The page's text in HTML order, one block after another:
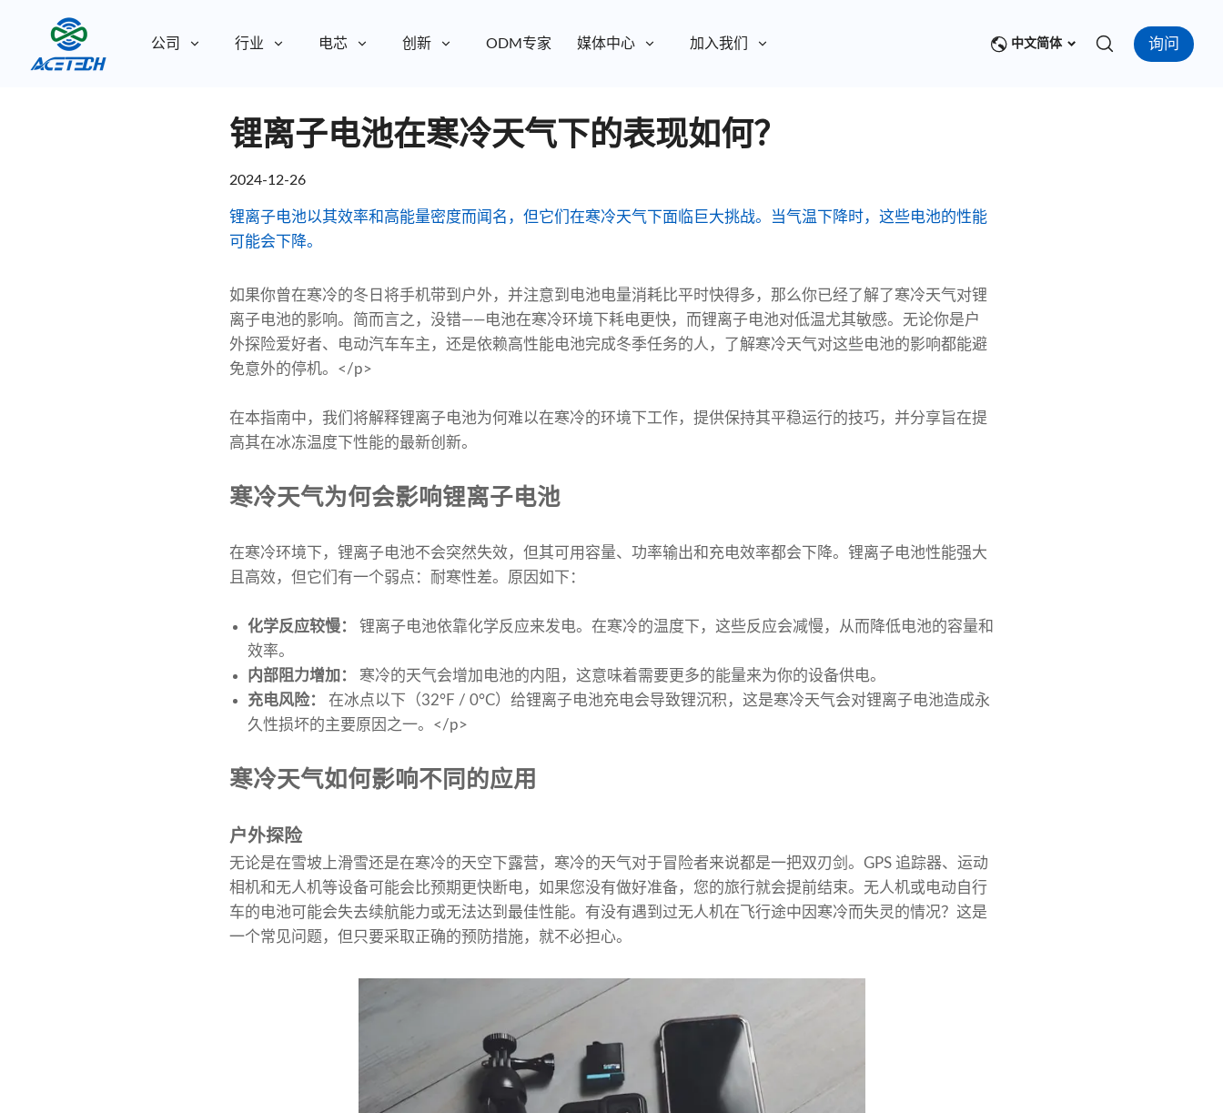
公司 行业 电芯 创新 ODM专家 媒体中心 加入我们 中文简体 询问
锂离子电池在寒冷天气下的表现如何？
2024-12-26
锂离子电池以其效率和高能量密度而闻名，但它们在寒冷天气下面临巨大挑战。当气温下降时，这些电池的性能
可能会下降。
如果你曾在寒冷的冬日将手机带到户外，并注意到电池电量消耗比平时快得多，那么你已经了解了寒冷天气对锂
离子电池的影响。简而言之，没错——电池在寒冷环境下耗电更快，而锂离子电池对低温尤其敏感。无论你是户
外探险爱好者、电动汽车车主，还是依赖高性能电池完成冬季任务的人，了解寒冷天气对这些电池的影响都能避
免意外的停机。</p>
在本指南中，我们将解释锂离子电池为何难以在寒冷的环境下工作，提供保持其平稳运行的技巧，并分享旨在提
高其在冰冻温度下性能的最新创新。
寒冷天气为何会影响锂离子电池
在寒冷环境下，锂离子电池不会突然失效，但其可用容量、功率输出和充电效率都会下降。锂离子电池性能强大
且高效，但它们有一个弱点：耐寒性差。原因如下：
化学反应较慢： 锂离子电池依靠化学反应来发电。在寒冷的温度下，这些反应会减慢，从而降低电池的容量和
效率。
内部阻力增加： 寒冷的天气会增加电池的内阻，这意味着需要更多的能量来为你的设备供电。
充电风险： 在冰点以下（32°F / 0°C）给锂离子电池充电会导致锂沉积，这是寒冷天气会对锂离子电池造成永
久性损坏的主要原因之一。</p>
寒冷天气如何影响不同的应用
户外探险
无论是在雪坡上滑雪还是在寒冷的天空下露营，寒冷的天气对于冒险者来说都是一把双刃剑。GPS 追踪器、运动
相机和无人机等设备可能会比预期更快断电，如果您没有做好准备，您的旅行就会提前结束。无人机或电动自行
车的电池可能会失去续航能力或无法达到最佳性能。有没有遇到过无人机在飞行途中因寒冷而失灵的情况？这是
一个常见问题，但只要采取正确的预防措施，就不必担心。